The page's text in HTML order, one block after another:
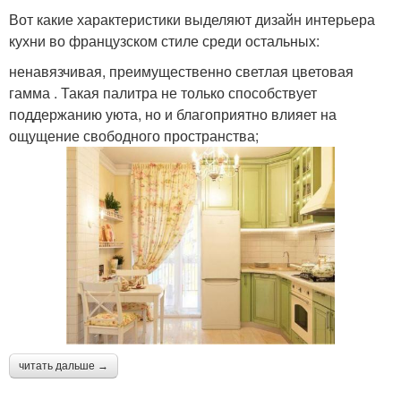
Вот какие характеристики выделяют дизайн интерьера
кухни во французском стиле среди остальных:
ненавязчивая, преимущественно светлая цветовая
гамма . Такая палитра не только способствует
поддержанию уюта, но и благоприятно влияет на
ощущение свободного пространства;
читать дальше →